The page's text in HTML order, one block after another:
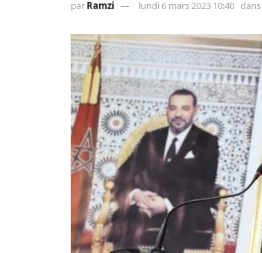
par Ramzi lundi 6 mars 2023 10:40 dans